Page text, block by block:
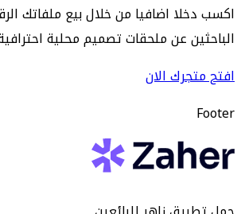
اكسب دخلا اضافيا من خلال بيع ملفاتك
الباحثين عن ملحقات تصميم محلية
افتح متجرك الان
Footer